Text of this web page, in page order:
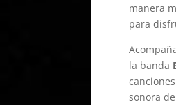
manera
para
la banda
sonora